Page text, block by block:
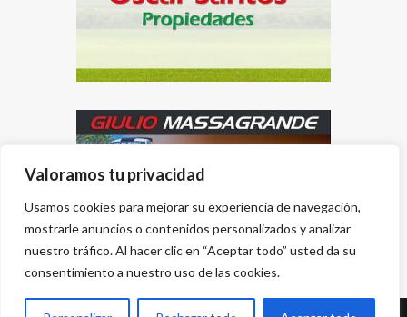
Valoramos tu privacidad
Usamos cookies para mejorar su experiencia de navegación,
mostrarle anuncios o contenidos personalizados y analizar
nuestro tráfico. Al hacer clic en “Aceptar todo” usted da su
consentimiento a nuestro uso de las cookies.